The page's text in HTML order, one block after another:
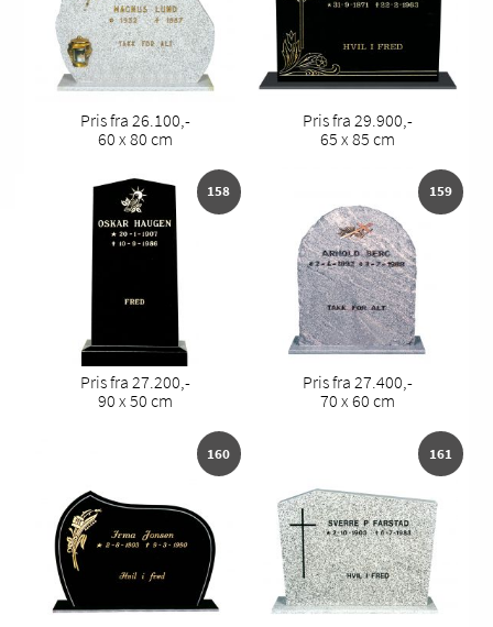
Pris fra 26.100,-
60 x 80 cm
Pris fra 29.900,-
65 x 85 cm
158
Pris fra 27.200,-
90 x 50 cm
159
Pris fra 27.400,-
70 x 60 cm
160 161